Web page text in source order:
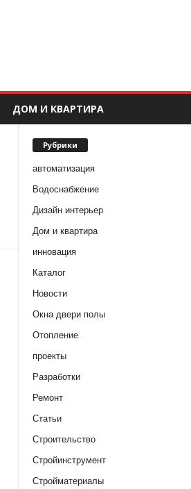
ДОМ И КВАРТИРА
Рубрики
автоматизация
Водоснабжение
Дизайн интерьер
Дом и квартира
инновация
Каталог
Новости
Окна двери полы
Отопление
проекты
Разработки
Ремонт
Статьи
Строительство
Стройинструмент
Стройматериалы